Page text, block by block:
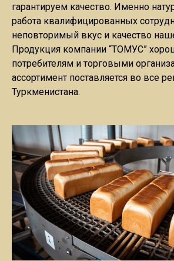
гарантируем качество. Именно
работа квалифицированных
неповторимый вкус и качество
Продукция компании “ТОМУС”
потребителям и торговыми
ассортимент поставляется во все
Туркменистана.